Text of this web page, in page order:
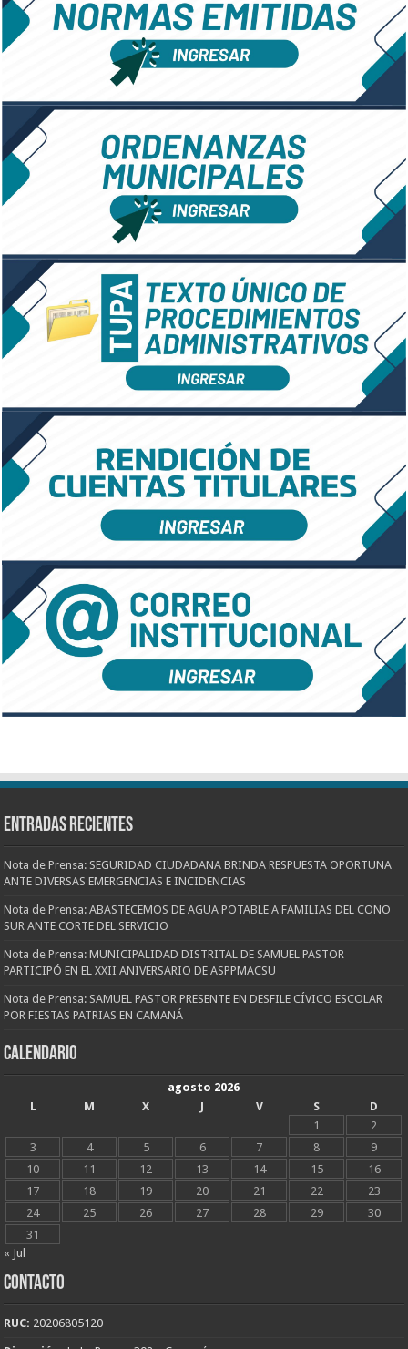
Entradas recientes
Nota de Prensa: SEGURIDAD CIUDADANA BRINDA RESPUESTA OPORTUNA
ANTE DIVERSAS EMERGENCIAS E INCIDENCIAS
Nota de Prensa: ABASTECEMOS DE AGUA POTABLE A FAMILIAS DEL CONO
SUR ANTE CORTE DEL SERVICIO
Nota de Prensa: MUNICIPALIDAD DISTRITAL DE SAMUEL PASTOR
PARTICIPÓ EN EL XXII ANIVERSARIO DE ASPPMACSU
Nota de Prensa: SAMUEL PASTOR PRESENTE EN DESFILE CÍVICO ESCOLAR
POR FIESTAS PATRIAS EN CAMANÁ
CALENDARIO
agosto 2026
L
M X J V S
D
1
2
3
4 5 6 7 8
9
10
11 12 13 14 15
16
17
18 19 20 21 22
23
24
25 26 27 28 29
30
31
« Jul
CONTACTO
RUC: 20206805120